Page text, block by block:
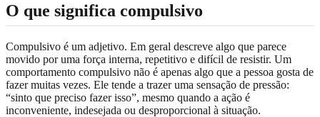
O que significa compulsivo
Compulsivo é um adjetivo. Em geral descreve algo que parece
movido por uma força interna, repetitivo e difícil de resistir. Um
comportamento compulsivo não é apenas algo que a pessoa gosta de
fazer muitas vezes. Ele tende a trazer uma sensação de pressão:
“sinto que preciso fazer isso”, mesmo quando a ação é
inconveniente, indesejada ou desproporcional à situação.